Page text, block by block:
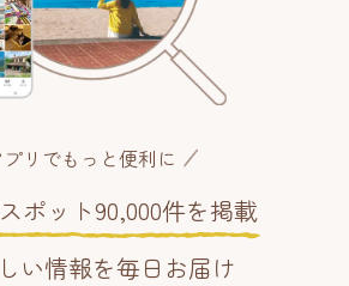
プリでもっと便利に
ポット90,000件を掲載
い情報を毎日お届け